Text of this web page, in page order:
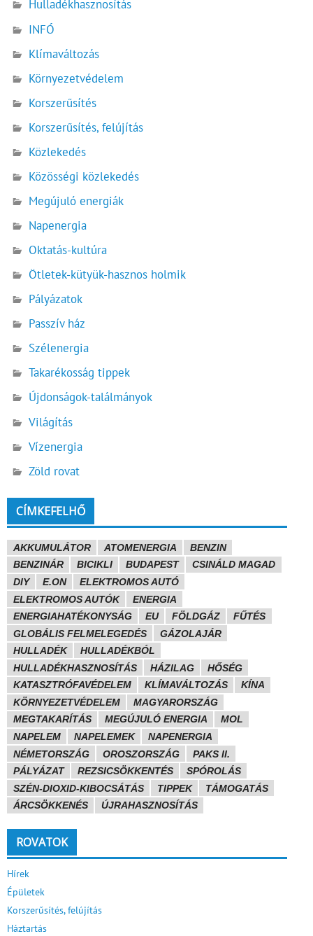
Hulladékhasznosítás
INFÓ
Klímaváltozás
Környezetvédelem
Korszerűsítés
Korszerűsítés, felújítás
Közlekedés
Közösségi közlekedés
Megújuló energiák
Napenergia
Oktatás-kultúra
Ötletek-kütyük-hasznos holmik
Pályázatok
Passzív ház
Szélenergia
Takarékosság tippek
Újdonságok-találmányok
Világítás
Vízenergia
Zöld rovat
CÍMKEFELHŐ
AKKUMULÁTOR ATOMENERGIA
BENZIN
BENZINÁR
BICIKLI BUDAPEST
CSINÁLD MAGAD
DIY
E.ON
ELEKTROMOS AUTÓ
ELEKTROMOS AUTÓK
ENERGIA
ENERGIAHATÉKONYSÁG
EU FÖLDGÁZ
FŰTÉS
GLOBÁLIS FELMELEGEDÉS
GÁZOLAJÁR
HULLADÉK
HULLADÉKBÓL
HULLADÉKHASZNOSÍTÁS
HÁZILAG
HŐSÉG
KATASZTRÓFAVÉDELEM
KLÍMAVÁLTOZÁS
KÍNA
KÖRNYEZETVÉDELEM
MAGYARORSZÁG
MEGTAKARÍTÁS
MEGÚJULÓ ENERGIA
MOL
NAPELEM
NAPELEMEK
NAPENERGIA
NÉMETORSZÁG
OROSZORSZÁG
PAKS II.
PÁLYÁZAT
REZSICSÖKKENTÉS
SPÓROLÁS
SZÉN-DIOXID-KIBOCSÁTÁS
TIPPEK
TÁMOGATÁS
ÁRCSÖKKENÉS
ÚJRAHASZNOSÍTÁS
ROVATOK
Hírek
Épületek
Korszerűsítés, felújítás
Háztartás